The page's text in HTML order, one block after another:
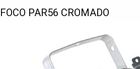
FOCO PAR56 CROMADO